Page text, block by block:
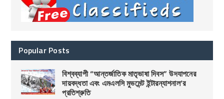
Popular Posts
বিশ্বব্যাপী “আন্তর্জাতিক মাতৃভাষা দিবস” উদযাপনের
দায়বদ্ধতা এবং এমএলসি মুভমেন্ট ইন্টারন্যাশনাল’র
প্রতিশ্রুতি